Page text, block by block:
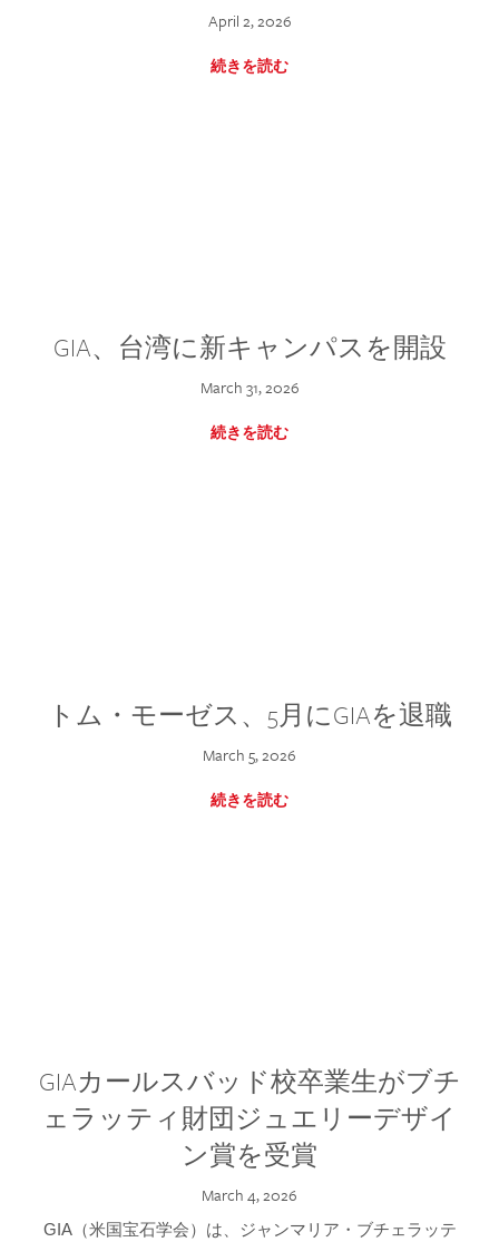
April 2, 2026
続きを読む
GIA、台湾に新キャンパスを開設
March 31, 2026
続きを読む
トム・モーゼス、5月にGIAを退職
March 5, 2026
続きを読む
GIAカールスバッド校卒業生がブチ
ェラッティ財団ジュエリーデザイ
ン賞を受賞
March 4, 2026
GIA（米国宝石学会）は、ジャンマリア・ブチェラッテ